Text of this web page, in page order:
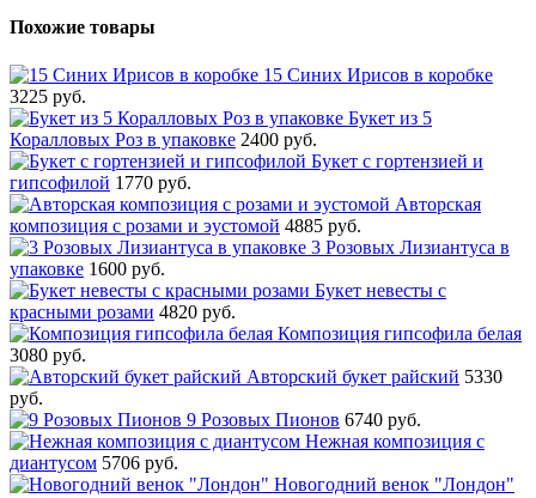
Похожие товары
15 Синих Ирисов в коробке
3225 руб.
Букет из 5
Коралловых Роз в упаковке 2400 руб.
Букет с гортензией и
гипсофилой 1770 руб.
Авторская
композиция с розами и эустомой 4885 руб.
3 Розовых Лизиантуса в
упаковке 1600 руб.
Букет невесты с
красными розами 4820 руб.
Композиция гипсофила белая
3080 руб.
Авторский букет райский 5330
руб.
9 Розовых Пионов 6740 руб.
Нежная композиция с
диантусом 5706 руб.
Новогодний венок "Лондон"